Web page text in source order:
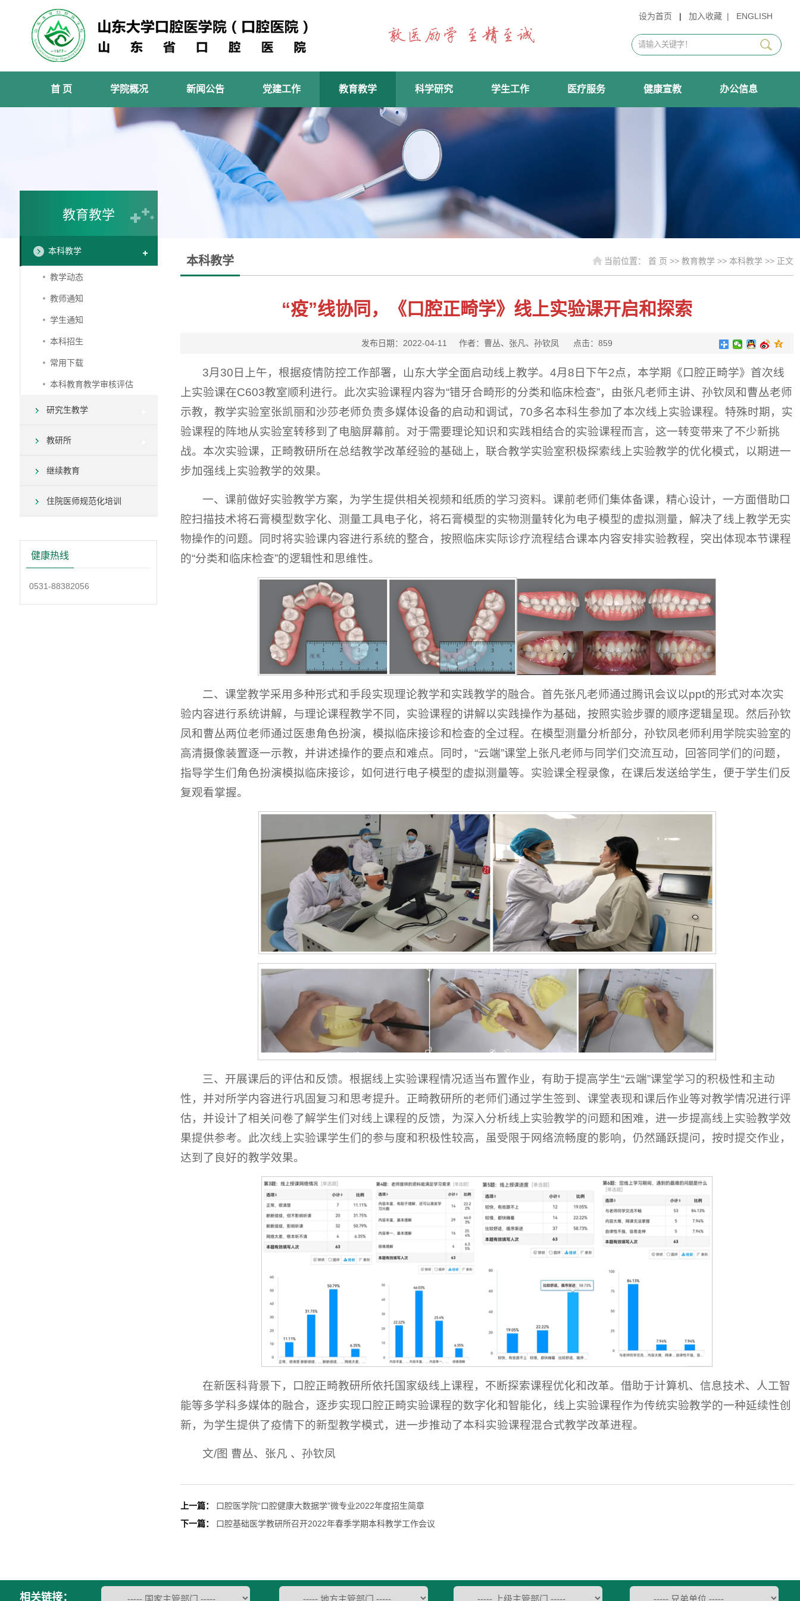
设为首页 | 加入收藏 | ENGLISH
首 页 学院概况 新闻公告 党建工作 教育教学 科学研究 学生工作 医疗服务 健康宣教 办公信息
教育教学
本科教学
教学动态
教师通知
学生通知
本科招生
常用下载
本科教育教学审核评估
研究生教学
教研所
继续教育
住院医师规范化培训
健康热线
0531-88382056
本科教学 当前位置： 首 页 >> 教育教学 >> 本科教学 >> 正文
“疫”线协同，《口腔正畸学》线上实验课开启和探索
发布日期：2022-04-11 作者：曹丛、张凡、孙钦凤 点击： 859
3月30日上午，根据疫情防控工作部署，山东大学全面启动线上教学。4月8日下午2点，本学期《口腔正畸学》首次线
上实验课在C603教室顺利进行。此次实验课程内容为“错牙合畸形的分类和临床检查”，由张凡老师主讲、孙钦凤和曹丛老师
示教，教学实验室张凯丽和沙莎老师负责多媒体设备的启动和调试，70多名本科生参加了本次线上实验课程。特殊时期，实
验课程的阵地从实验室转移到了电脑屏幕前。对于需要理论知识和实践相结合的实验课程而言，这一转变带来了不少新挑
战。本次实验课，正畸教研所在总结教学改革经验的基础上，联合教学实验室积极探索线上实验教学的优化模式，以期进一
步加强线上实验教学的效果。
一、课前做好实验教学方案，为学生提供相关视频和纸质的学习资料。课前老师们集体备课，精心设计，一方面借助口
腔扫描技术将石膏模型数字化、测量工具电子化，将石膏模型的实物测量转化为电子模型的虚拟测量，解决了线上教学无实
物操作的问题。同时将实验课内容进行系统的整合，按照临床实际诊疗流程结合课本内容安排实验教程，突出体现本节课程
的“分类和临床检查”的逻辑性和思维性。
二、课堂教学采用多种形式和手段实现理论教学和实践教学的融合。首先张凡老师通过腾讯会议以ppt的形式对本次实
验内容进行系统讲解，与理论课程教学不同，实验课程的讲解以实践操作为基础，按照实验步骤的顺序逻辑呈现。然后孙钦
凤和曹丛两位老师通过医患角色扮演，模拟临床接诊和检查的全过程。在模型测量分析部分，孙钦凤老师利用学院实验室的
高清摄像装置逐一示教，并讲述操作的要点和难点。同时，“云端”课堂上张凡老师与同学们交流互动，回答同学们的问题，
指导学生们角色扮演模拟临床接诊，如何进行电子模型的虚拟测量等。实验课全程录像，在课后发送给学生，便于学生们反
复观看掌握。
三、开展课后的评估和反馈。根据线上实验课程情况适当布置作业，有助于提高学生“云端”课堂学习的积极性和主动
性，并对所学内容进行巩固复习和思考提升。正畸教研所的老师们通过学生签到、课堂表现和课后作业等对教学情况进行评
估，并设计了相关问卷了解学生们对线上课程的反馈，为深入分析线上实验教学的问题和困难，进一步提高线上实验教学效
果提供参考。此次线上实验课学生们的参与度和积极性较高，虽受限于网络流畅度的影响，仍然踊跃提问，按时提交作业，
达到了良好的教学效果。
在新医科背景下，口腔正畸教研所依托国家级线上课程，不断探索课程优化和改革。借助于计算机、信息技术、人工智
能等多学科多媒体的融合，逐步实现口腔正畸实验课程的数字化和智能化，线上实验课程作为传统实验教学的一种延续性创
新，为学生提供了疫情下的新型教学模式，进一步推动了本科实验课程混合式教学改革进程。
文/图 曹丛、张凡 、孙钦凤
上一篇：
口腔医学院“口腔健康大数据学”微专业2022年度招生简章
下一篇：
口腔基础医学教研所召开2022年春季学期本科教学工作会议
相关链接：